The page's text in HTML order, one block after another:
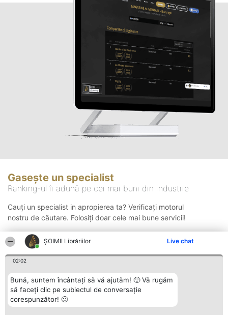
ȘOIMII Librăriilor Live chat
02:02
Bună, suntem încântați să vă ajutăm! 🙂 Vă rugăm
să faceți clic pe subiectul de conversație
corespunzător! 🙂
Gasește un specialist
Ranking-ul îi adună pe cei mai buni din industrie
Cauți un specialist in apropierea ta? Verificați motorul
nostru de căutare. Folosiți doar cele mai bune servicii!